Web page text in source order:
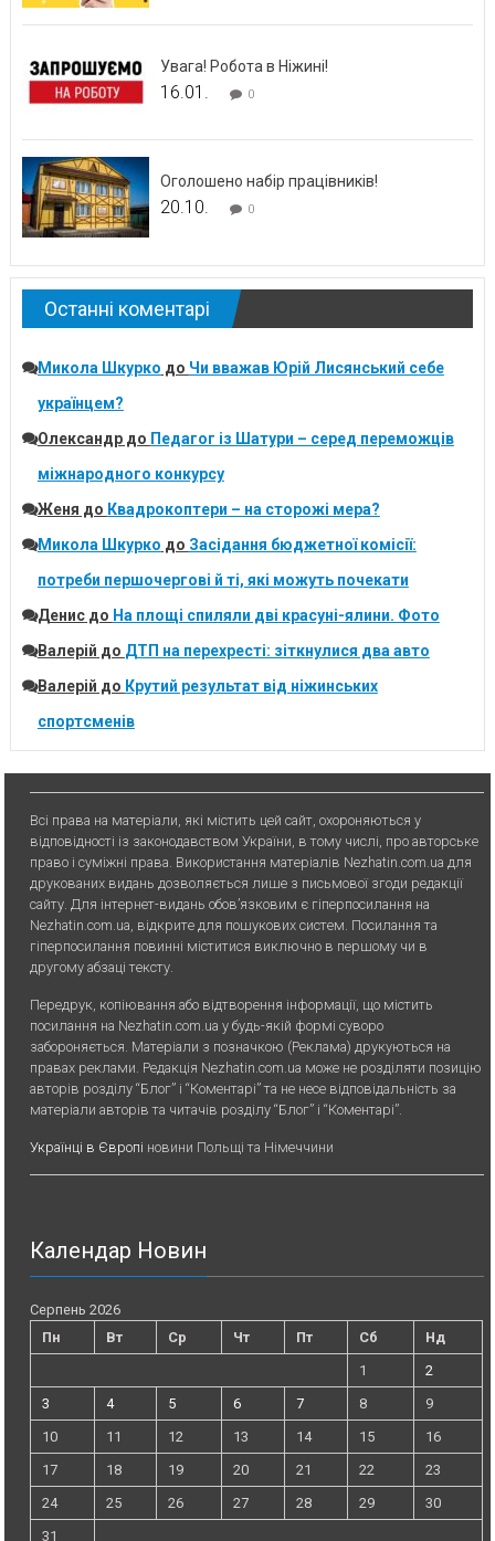
Увага! Робота в Ніжині!
16.01. 0
Оголошено набір працівників!
20.10. 0
Останні коментарі
Микола Шкурко до Чи вважав Юрій Лисянський себе
українцем?
Олександрдо Педагог із Шатури – серед переможців
міжнародного конкурсу
Женя до Квадрокоптери – на сторожі мера?
Микола Шкурко до Засідання бюджетної комісії:
потреби першочергові й ті, які можуть почекати
Денисдо На площі спиляли дві красуні-ялини. Фото
Валерій до ДТП на перехресті: зіткнулися два авто
Валерій до Крутий результат від ніжинських
спортсменів
Всі права на матеріали, які містить цей сайт, охороняються у
відповідності із законодавством України, в тому числі, про авторське
право і суміжні права. Використання матерiалiв Nezhatin.com.ua для
друкованих видань дозволяється лише з письмової згоди редакції
сайту. Для iнтернет-видань обов’язковим є гiперпосилання на
Nezhatin.com.ua, відкрите для пошукових систем. Посилання та
гіперпосилання повинні міститися виключно в першому чи в
другому абзаці тексту.
Передрук, копiювання або вiдтворення iнформацiї, що мiстить
посилання на Nezhatin.com.ua у будь-якiй формi суворо
забороняється. Матеріали з позначкою (Реклама) друкуються на
правах реклами. Редакція Nezhatin.com.ua може не розділяти позицію
авторів розділу “Блог” і “Коментарі” та не несе відповідальність за
матеріали авторів та читачів розділу “Блог” і “Коментарі”.
Українці в Європі новини Польщі та Німеччини
Календар Новин
Серпень 2026
Пн
Вт Ср Чт Пт Сб
Нд
1
2
3
4 5 6 7 8
9
10
11 12 13 14 15
16
17
18 19 20 21 22
23
24
25 26 27 28 29
30
31